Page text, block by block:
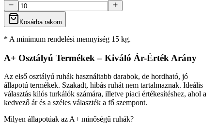
Kosárba rakom
* A minimum rendelési mennyiség 15 kg.
A+ Osztályú Termékek – Kiváló Ár-Érték Arány
Az első osztályú ruhák használtabb darabok, de hordható, jó
állapotú termékek. Szakadt, hibás ruhát nem tartalmaznak. Ideális
választás kilós turkálók számára, illetve piaci értékesítéshez, ahol a
kedvező ár és a széles választék a fő szempont.
Milyen állapotúak az A+ minőségű ruhák?